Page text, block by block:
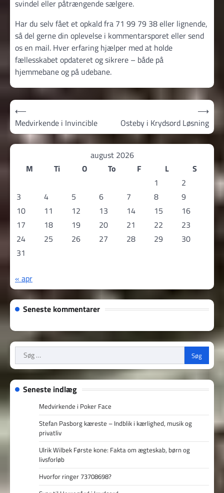
svindel eller påtrængende sælgere.
Har du selv fået et opkald fra 71 99 79 38 eller lignende,
så del gerne din oplevelse i kommentarsporet eller send
os en mail. Hver erfaring hjælper med at holde
fællesskabet opdateret og sikrere – både på
hjemmebane og på udebane.
Indlægsnavigation
⟵
Medvirkende i Invincible
Osteby i Krydsord Løsning
⟶
august 2026
M
Ti O To F L
S
1
2
3
4 5 6 7 8
9
10
11 12 13 14 15
16
17
18 19 20 21 22
23
24
25 26 27 28 29
30
31
« apr
Seneste kommentarer
Søg
efter:
Seneste indlæg
Medvirkende i Poker Face
Stefan Pasborg kæreste – Indblik i kærlighed, musik og
privatliv
Ulrik Wilbek Første kone: Fakta om ægteskab, børn og
livsforløb
Hvorfor ringer 73708698?